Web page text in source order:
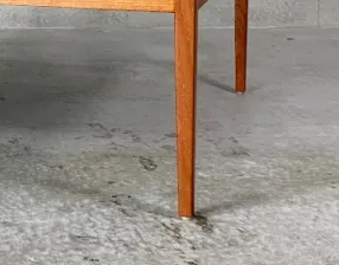
2人掛けソファ